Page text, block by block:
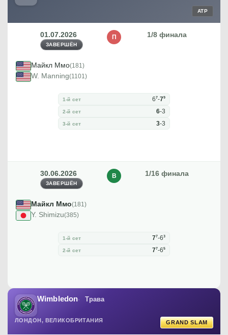
ATP
01.07.2026
ЗАВЕРШЁН
1/8 финала
П
Майкл Ммо(181)
W. Manning(1101)
1-й сет 67-79
2-й сет 6-3
3-й сет 3-3
30.06.2026
ЗАВЕРШЁН
1/16 финала
В
Майкл Ммо(181)
Y. Shimizu(385)
1-й сет 77-63
2-й сет 77-65
Wimbledon Трава
ЛОНДОН, ВЕЛИКОБРИТАНИЯ GRAND SLAM